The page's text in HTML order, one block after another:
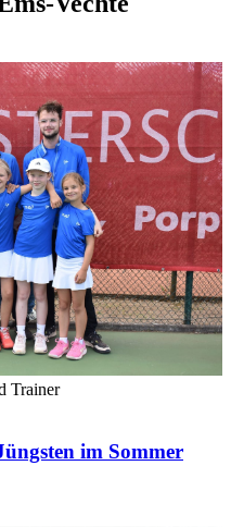
Trainer
im Sommer